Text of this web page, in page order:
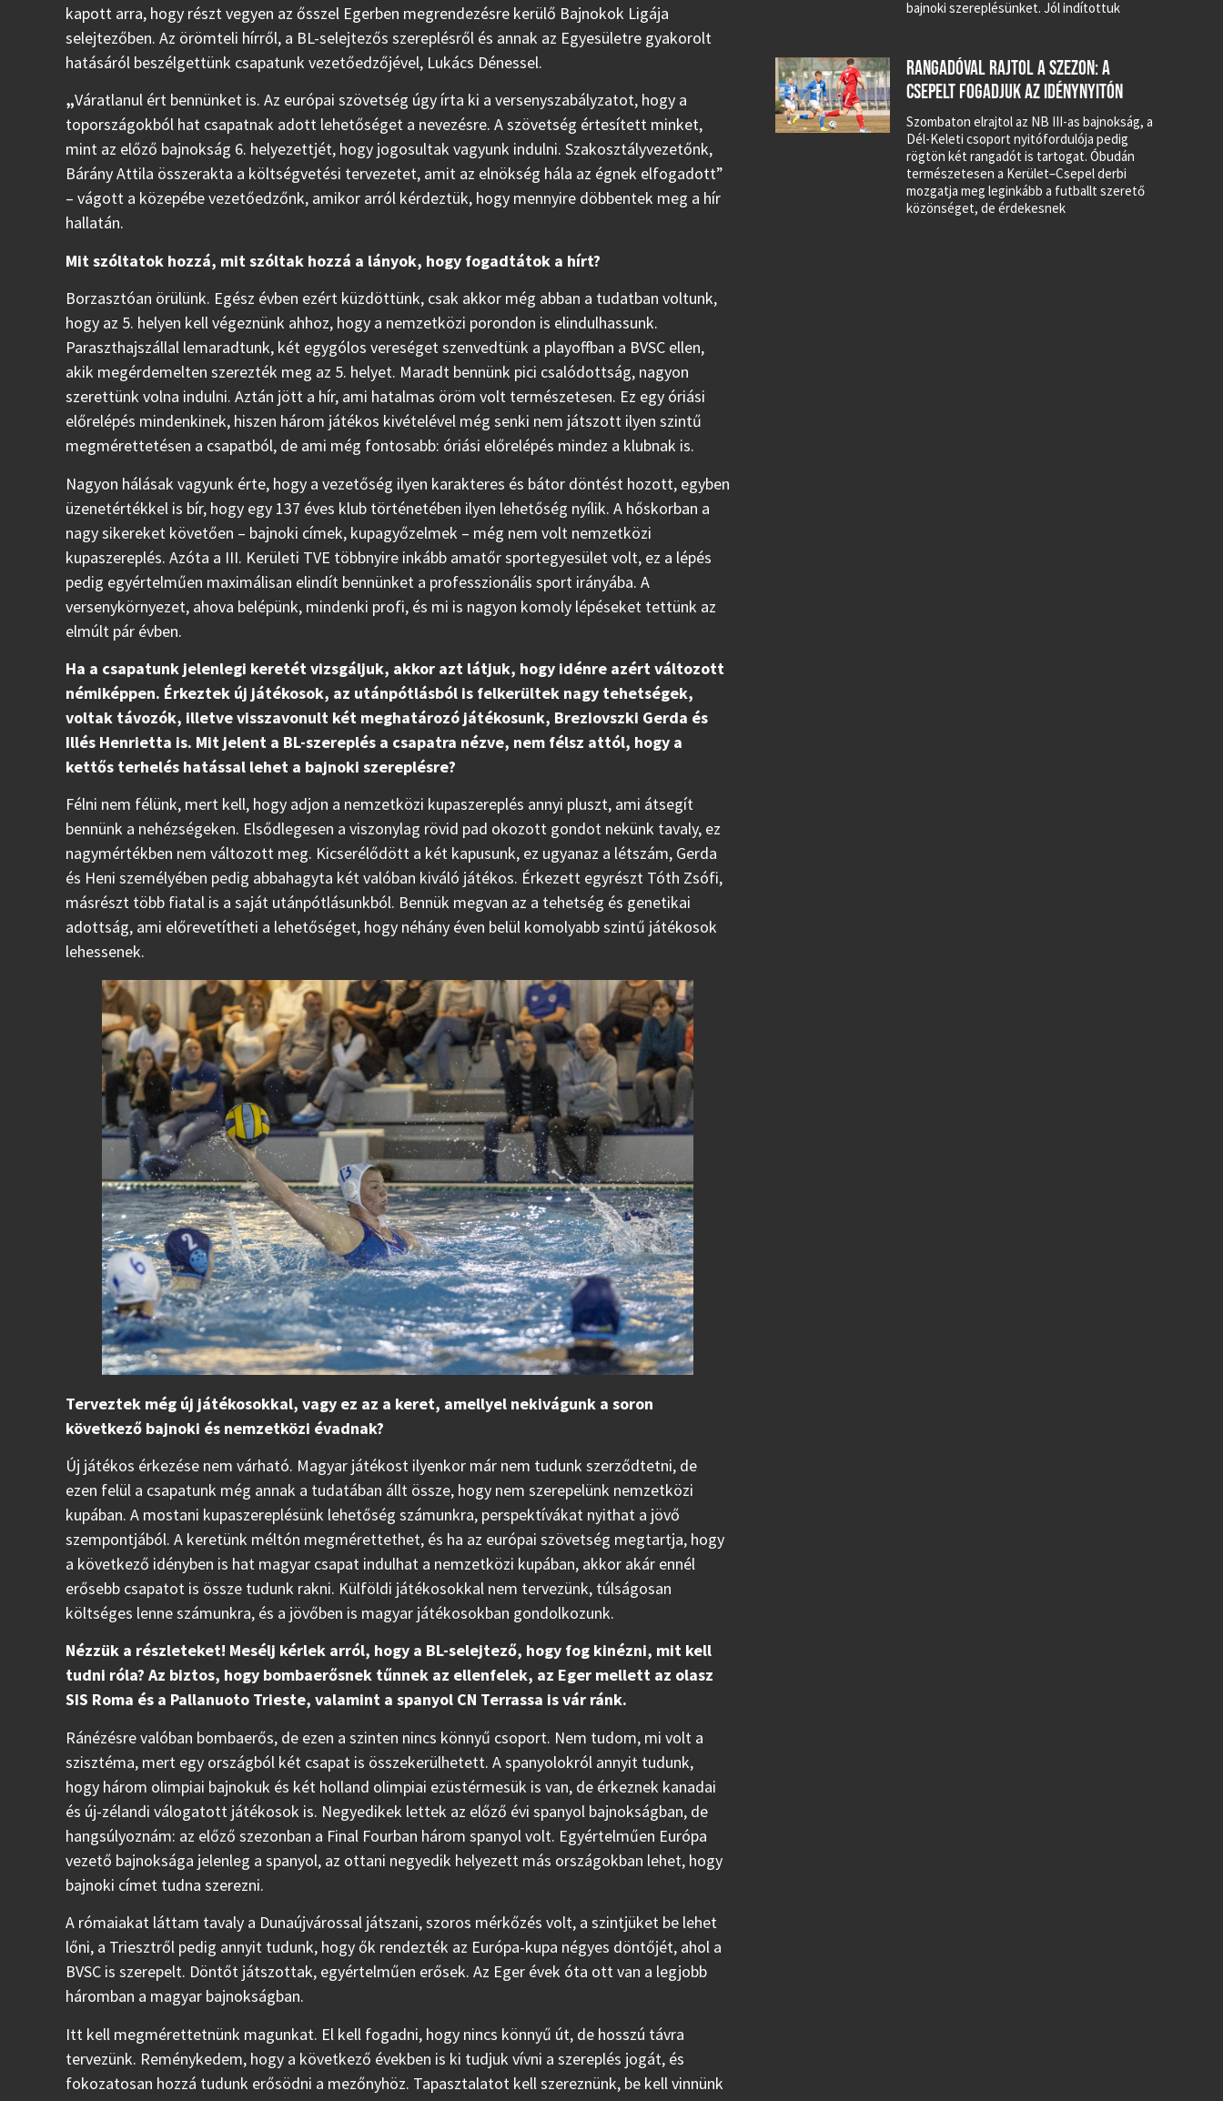
kapott arra, hogy részt vegyen az ősszel Egerben megrendezésre kerülő Bajnokok Ligája
selejtezőben. Az örömteli hírről, a BL-selejtezős szereplésről és annak az Egyesületre gyakorolt
hatásáról beszélgettünk csapatunk vezetőedzőjével, Lukács Dénessel.
„Váratlanul ért bennünket is. Az európai szövetség úgy írta ki a versenyszabályzatot, hogy a
topországokból hat csapatnak adott lehetőséget a nevezésre. A szövetség értesített minket,
mint az előző bajnokság 6. helyezettjét, hogy jogosultak vagyunk indulni. Szakosztályvezetőnk,
Bárány Attila összerakta a költségvetési tervezetet, amit az elnökség hála az égnek elfogadott”
– vágott a közepébe vezetőedzőnk, amikor arról kérdeztük, hogy mennyire döbbentek meg a hír
hallatán.
Mit szóltatok hozzá, mit szóltak hozzá a lányok, hogy fogadtátok a hírt?
Borzasztóan örülünk. Egész évben ezért küzdöttünk, csak akkor még abban a tudatban voltunk,
hogy az 5. helyen kell végeznünk ahhoz, hogy a nemzetközi porondon is elindulhassunk.
Paraszthajszállal lemaradtunk, két egygólos vereséget szenvedtünk a playoffban a BVSC ellen,
akik megérdemelten szerezték meg az 5. helyet. Maradt bennünk pici csalódottság, nagyon
szerettünk volna indulni. Aztán jött a hír, ami hatalmas öröm volt természetesen. Ez egy óriási
előrelépés mindenkinek, hiszen három játékos kivételével még senki nem játszott ilyen szintű
megmérettetésen a csapatból, de ami még fontosabb: óriási előrelépés mindez a klubnak is.
Nagyon hálásak vagyunk érte, hogy a vezetőség ilyen karakteres és bátor döntést hozott, egyben
üzenetértékkel is bír, hogy egy 137 éves klub történetében ilyen lehetőség nyílik. A hőskorban a
nagy sikereket követően – bajnoki címek, kupagyőzelmek – még nem volt nemzetközi
kupaszereplés. Azóta a III. Kerületi TVE többnyire inkább amatőr sportegyesület volt, ez a lépés
pedig egyértelműen maximálisan elindít bennünket a professzionális sport irányába. A
versenykörnyezet, ahova belépünk, mindenki profi, és mi is nagyon komoly lépéseket tettünk az
elmúlt pár évben.
Ha a csapatunk jelenlegi keretét vizsgáljuk, akkor azt látjuk, hogy idénre azért változott
némiképpen. Érkeztek új játékosok, az utánpótlásból is felkerültek nagy tehetségek,
voltak távozók, illetve visszavonult két meghatározó játékosunk, Breziovszki Gerda és
Illés Henrietta is. Mit jelent a BL-szereplés a csapatra nézve, nem félsz attól, hogy a
kettős terhelés hatással lehet a bajnoki szereplésre?
Félni nem félünk, mert kell, hogy adjon a nemzetközi kupaszereplés annyi pluszt, ami átsegít
bennünk a nehézségeken. Elsődlegesen a viszonylag rövid pad okozott gondot nekünk tavaly, ez
nagymértékben nem változott meg. Kicserélődött a két kapusunk, ez ugyanaz a létszám, Gerda
és Heni személyében pedig abbahagyta két valóban kiváló játékos. Érkezett egyrészt Tóth Zsófi,
másrészt több fiatal is a saját utánpótlásunkból. Bennük megvan az a tehetség és genetikai
adottság, ami előrevetítheti a lehetőséget, hogy néhány éven belül komolyabb szintű játékosok
lehessenek.
Terveztek még új játékosokkal, vagy ez az a keret, amellyel nekivágunk a soron
következő bajnoki és nemzetközi évadnak?
Új játékos érkezése nem várható. Magyar játékost ilyenkor már nem tudunk szerződtetni, de
ezen felül a csapatunk még annak a tudatában állt össze, hogy nem szerepelünk nemzetközi
kupában. A mostani kupaszereplésünk lehetőség számunkra, perspektívákat nyithat a jövő
szempontjából. A keretünk méltón megmérettethet, és ha az európai szövetség megtartja, hogy
a következő idényben is hat magyar csapat indulhat a nemzetközi kupában, akkor akár ennél
erősebb csapatot is össze tudunk rakni. Külföldi játékosokkal nem tervezünk, túlságosan
költséges lenne számunkra, és a jövőben is magyar játékosokban gondolkozunk.
Nézzük a részleteket! Mesélj kérlek arról, hogy a BL-selejtező, hogy fog kinézni, mit kell
tudni róla? Az biztos, hogy bombaerősnek tűnnek az ellenfelek, az Eger mellett az olasz
SIS Roma és a Pallanuoto Trieste, valamint a spanyol CN Terrassa is vár ránk.
Ránézésre valóban bombaerős, de ezen a szinten nincs könnyű csoport. Nem tudom, mi volt a
szisztéma, mert egy országból két csapat is összekerülhetett. A spanyolokról annyit tudunk,
hogy három olimpiai bajnokuk és két holland olimpiai ezüstérmesük is van, de érkeznek kanadai
és új-zélandi válogatott játékosok is. Negyedikek lettek az előző évi spanyol bajnokságban, de
hangsúlyoznám: az előző szezonban a Final Fourban három spanyol volt. Egyértelműen Európa
vezető bajnoksága jelenleg a spanyol, az ottani negyedik helyezett más országokban lehet, hogy
bajnoki címet tudna szerezni.
A rómaiakat láttam tavaly a Dunaújvárossal játszani, szoros mérkőzés volt, a szintjüket be lehet
lőni, a Triesztről pedig annyit tudunk, hogy ők rendezték az Európa-kupa négyes döntőjét, ahol a
BVSC is szerepelt. Döntőt játszottak, egyértelműen erősek. Az Eger évek óta ott van a legjobb
háromban a magyar bajnokságban.
Itt kell megmérettetnünk magunkat. El kell fogadni, hogy nincs könnyű út, de hosszú távra
tervezünk. Reménykedem, hogy a következő években is ki tudjuk vívni a szereplés jogát, és
fokozatosan hozzá tudunk erősödni a mezőnyhöz. Tapasztalatot kell szereznünk, be kell vinnünk
bajnoki szereplésünket. Jól indítottuk
RANGADÓVAL RAJTOL A SZEZON: A
CSEPELT FOGADJUK AZ IDÉNYNYITÓN
Szombaton elrajtol az NB III-as bajnokság, a
Dél-Keleti csoport nyitófordulója pedig
rögtön két rangadót is tartogat. Óbudán
természetesen a Kerület–Csepel derbi
mozgatja meg leginkább a futballt szerető
közönséget, de érdekesnek